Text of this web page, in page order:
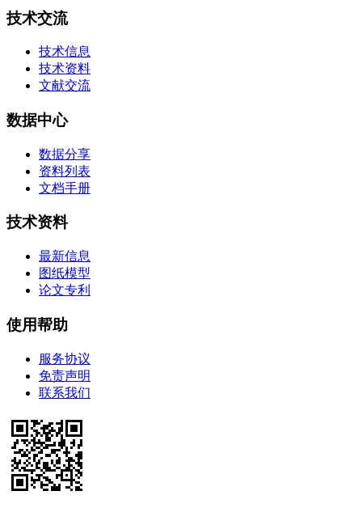
技术交流
技术信息
技术资料
文献交流
数据中心
数据分享
资料列表
文档手册
技术资料
最新信息
图纸模型
论文专利
使用帮助
服务协议
免责声明
联系我们